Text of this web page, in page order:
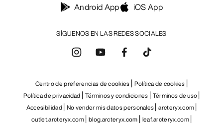
SÍGUENOS EN LAS REDES SOCIALES
Android App iOS App
Centro de preferencias de cookies Política de cookies
Política de privacidad Términos y condiciones Términos de uso
Accesibilidad No vender mis datos personales arcteryx.com
outlet.arcteryx.com blog.arcteryx.com leaf.arcteryx.com